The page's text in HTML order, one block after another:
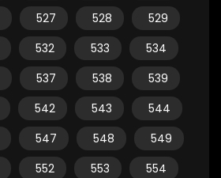
527 528
529
532 533
534
537 538
539
542 543
544
547 548
549
552 553
554